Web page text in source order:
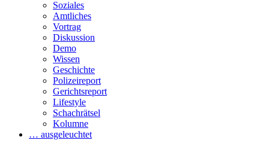
Soziales
Amtliches
Vortrag
Diskussion
Demo
Wissen
Geschichte
Polizeireport
Gerichtsreport
Lifestyle
Schachrätsel
Kolumne
… ausgeleuchtet